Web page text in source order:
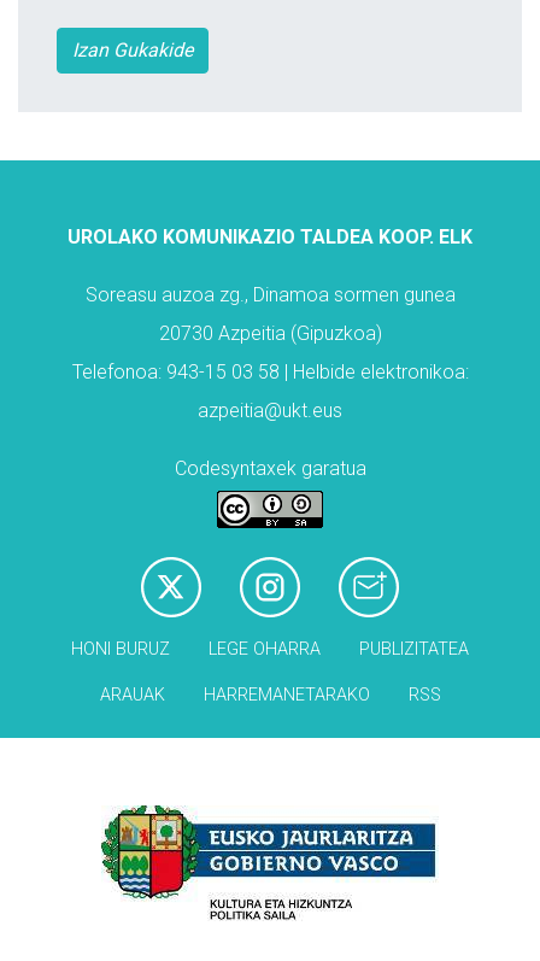
Izan Gukakide
UROLAKO KOMUNIKAZIO TALDEA KOOP. ELK
Soreasu auzoa zg., Dinamoa sormen gunea
20730 Azpeitia (Gipuzkoa)
Telefonoa: 943-15 03 58 | Helbide elektronikoa:
azpeitia@ukt.eus
Codesyntaxek garatua
HONI BURUZ LEGE OHARRA PUBLIZITATEA
ARAUAK HARREMANETARAKO RSS